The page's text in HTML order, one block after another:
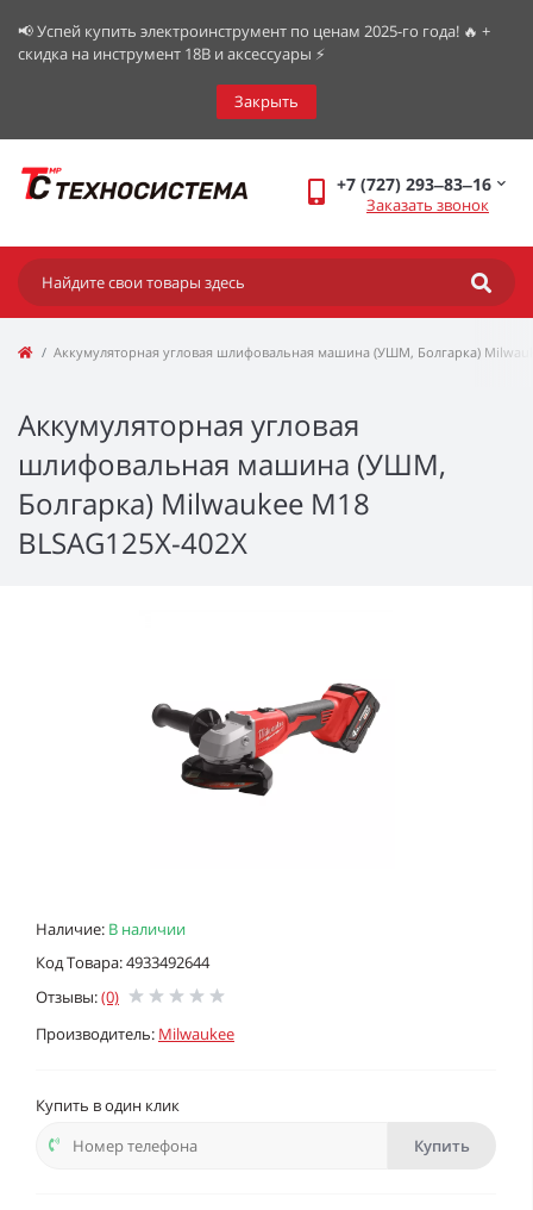
📢 Успей купить электроинструмент по ценам 2025-го года! 🔥 +
скидка на инструмент 18В и аксессуары ⚡️
Закрыть
+7 (727) 293‒83‒16
Заказать звонок
Аккумуляторная угловая шлифовальная машина (УШМ, Болгарка)
Аккумуляторная угловая
шлифовальная машина (УШМ,
Болгарка) Milwaukee M18
BLSAG125X-402X
Наличие: В наличии
Код Товара: 4933492644
Отзывы:(0)
Производитель: Milwaukee
Купить в один клик
Купить